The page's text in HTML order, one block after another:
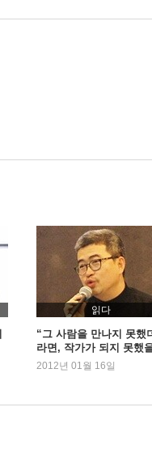
읽다
“그 사람을 만나지 못했
라면, 작가가 되지 못했
거야.”
2012년 01월 16일